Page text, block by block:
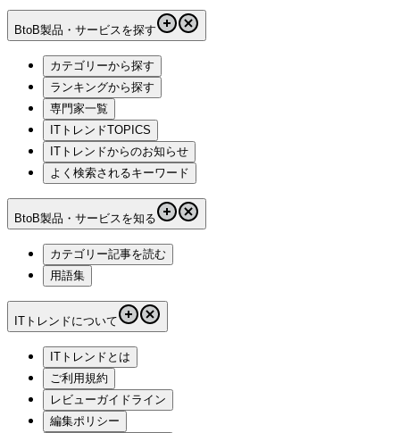
BtoB製品・サービスを探す
カテゴリーから探す
ランキングから探す
専門家一覧
ITトレンドTOPICS
ITトレンドからのお知らせ
よく検索されるキーワード
BtoB製品・サービスを知る
カテゴリー記事を読む
用語集
ITトレンドについて
ITトレンドとは
ご利用規約
レビューガイドライン
編集ポリシー